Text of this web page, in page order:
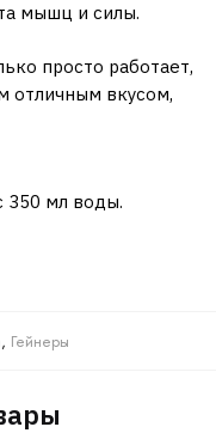
мышц и силы.
просто работает,
отличным вкусом,
350 мл воды.
, Гейнеры